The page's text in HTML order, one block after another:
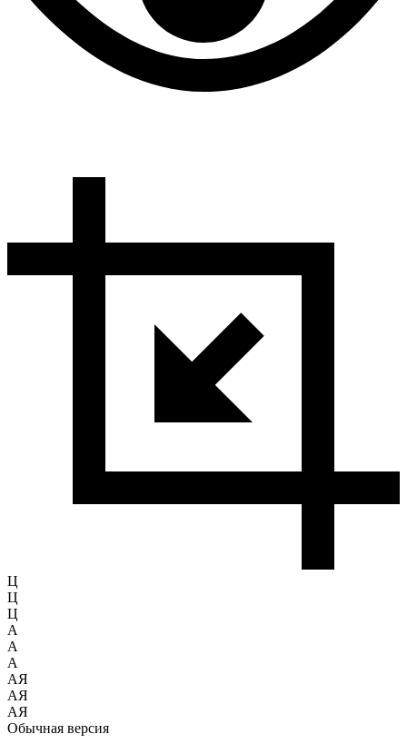
Ц
Ц
Ц
A
A
A
АЯ
АЯ
АЯ
Обычная версия